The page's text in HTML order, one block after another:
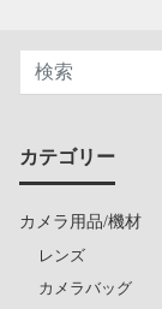
カテゴリー
カメラ用品/機材
レンズ
カメラバッグ